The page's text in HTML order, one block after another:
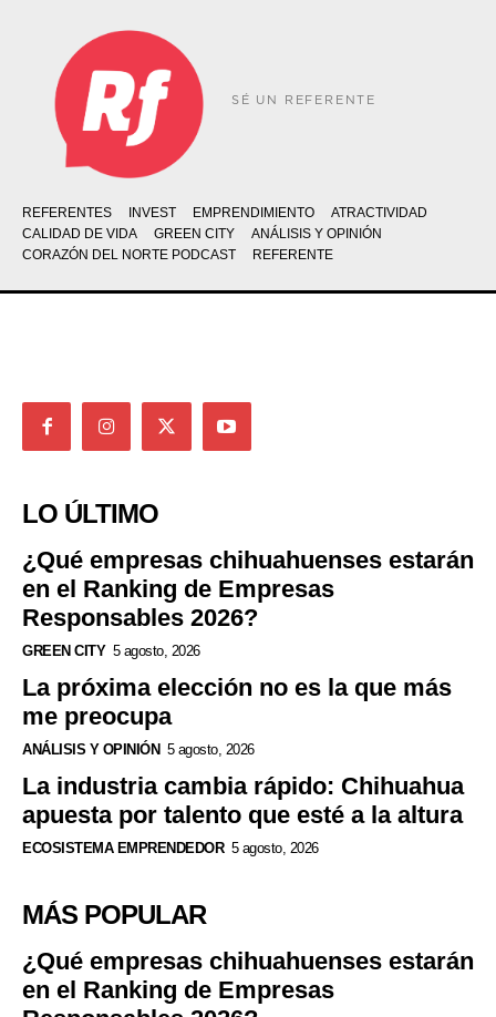
SÉ UN REFERENTE
REFERENTES INVEST EMPRENDIMIENTO
ATRACTIVIDAD
CALIDAD DE VIDA
GREEN CITY
ANÁLISIS Y OPINIÓN
CORAZÓN DEL NORTE PODCAST
REFERENTE
LO ÚLTIMO
¿Qué empresas chihuahuenses estarán
en el Ranking de Empresas
Responsables 2026?
GREEN CITY 5 agosto, 2026
La próxima elección no es la que más
me preocupa
ANÁLISIS Y OPINIÓN 5 agosto, 2026
La industria cambia rápido: Chihuahua
apuesta por talento que esté a la altura
ECOSISTEMA EMPRENDEDOR 5 agosto, 2026
MÁS POPULAR
¿Qué empresas chihuahuenses estarán
en el Ranking de Empresas